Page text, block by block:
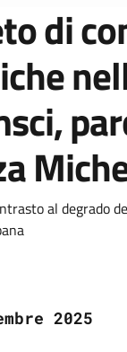
di
al degrado
2025